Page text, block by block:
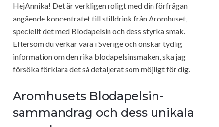
HejAnnika! Det är verkligen roligt med din förfrågan
angående koncentratet till stilldrink från Aromhuset,
speciellt det med Blodapelsin och dess styrka smak.
Eftersom du verkar vara i Sverige och önskar tydlig
information om den rika blodapelsinsmaken, ska jag
försöka förklara det så detaljerat som möjligt för dig.
Aromhusets Blodapelsin-
sammandrag och dess unikala